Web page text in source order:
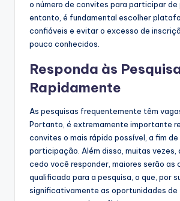
o número de convites para participar de
entanto, é fundamental escolher
confiáveis e evitar o excesso de
pouco conhecidos.
Responda às
Rapidamente
As pesquisas frequentemente têm
Portanto, é extremamente importante
convites o mais rápido possível, a fim
participação. Além disso, muitas vezes,
cedo você responder, maiores serão as
qualificado para a pesquisa, o que, por
significativamente as oportunidades de